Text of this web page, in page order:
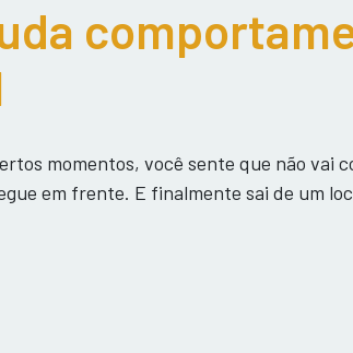
momentos, você sente que não vai
em frente. E finalmente sai de um